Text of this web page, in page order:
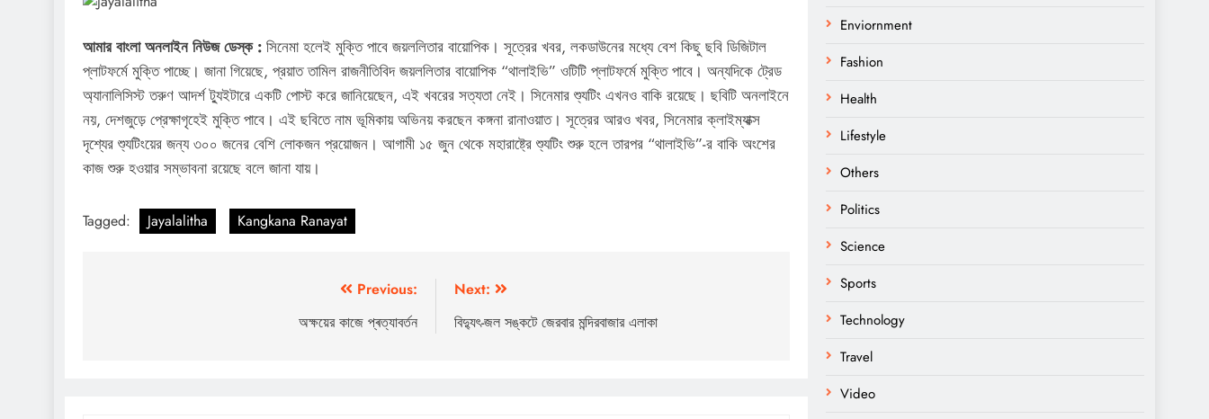
আমার বাংলা অনলাইন নিউজ ডেস্ক : সিনেমা হলেই মুক্তি পাবে জয়ললিতার বায়োপিক। সূত্রের খবর, লকডাউনের মধ্যে বেশ কিছু ছবি ডিজিটাল
প্লাটফর্মে মুক্তি পাচ্ছে। জানা গিয়েছে, প্রয়াত তামিল রাজনীতিবিদ জয়ললিতার বায়োপিক “থালাইভি” ওটিটি প্লাটফর্মে মুক্তি পাবে। অন্যদিকে ট্রেড
অ্যানালিসিস্ট তরুণ আদর্শ ট্যুইটারে একটি পোস্ট করে জানিয়েছেন, এই খবরের সত্যতা নেই। সিনেমার শ্যুটিং এখনও বাকি রয়েছে। ছবিটি অনলাইনে
নয়, দেশজুড়ে প্রেক্ষাগৃহেই মুক্তি পাবে। এই ছবিতে নাম ভূমিকায় অভিনয় করছেন কঙ্গনা রানাওয়াত। সূত্রের আরও খবর, সিনেমার ক্লাইম্যাক্স
দৃশ্যের শ্যুটিংয়ের জন্য ৩০০ জনের বেশি লোকজন প্রয়োজন। আগামী ১৫ জুন থেকে মহারাষ্ট্রে শ্যুটিং শুরু হলে তারপর “থালাইভি”-র বাকি অংশের
কাজ শুরু হওয়ার সম্ভাবনা রয়েছে বলে জানা যায়।
Tagged: Jayalalitha Kangkana Ranayat
Previous:
অক্ষয়ের কাজে প্ৰত্যাবর্তন
Next:
বিদ্যুৎ-জল সঙ্কটে জেরবার মন্দিরবাজার এলাকা
Enviornment
Fashion
Health
Lifestyle
Others
Politics
Science
Sports
Technology
Travel
Video